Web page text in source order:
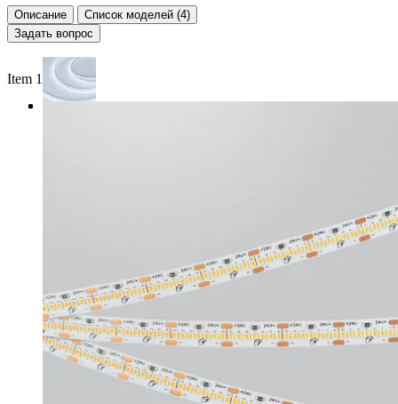
Описание
Список моделей (4)
Задать вопрос
Item 1 of 5